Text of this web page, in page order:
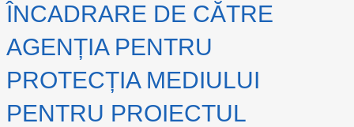
ÎNCADRARE DE CĂTRE
AGENȚIA PENTRU
PROTECȚIA MEDIULUI
PENTRU PROIECTUL